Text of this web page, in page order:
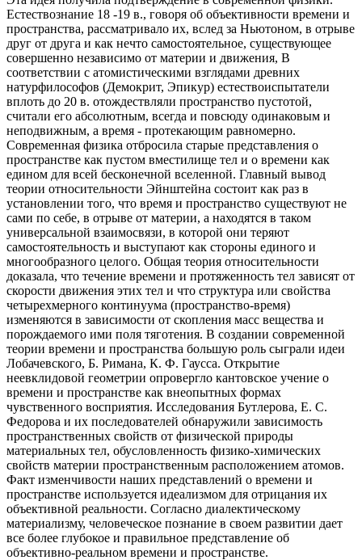
Естествознание 18 -19 в., говоря об объективности времени и
пространства, рассматривало их, вслед за Ньютоном, в отрыве
друг от друга и как нечто самостоятельное, существующее
совершенно независимо от материи и движения, В
соответствии с атомистическими взглядами древних
натурфилософов (Демокрит, Эпикур) естествоиспытатели
вплоть до 20 в. отождествляли пространство пустотой,
считали его абсолютным, всегда и повсюду одинаковым и
неподвижным, а время - протекающим равномерно.
Современная физика отбросила старые представления о
пространстве как пустом вместилище тел и о времени как
едином для всей бесконечной вселенной. Главный вывод
теории относительности Эйнштейна состоит как раз в
установлении того, что время и пространство существуют не
сами по себе, в отрыве от материи, а находятся в таком
универсальной взаимосвязи, в которой они теряют
самостоятельность и выступают как стороны единого и
многообразного целого. Общая теория относительности
доказала, что течение времени и протяженность тел зависят от
скорости движения этих тел и что структура или свойства
четырехмерного континуума (пространство-время)
изменяются в зависимости от скопления масс вещества и
порождаемого ими поля тяготения. В создании современной
теории времени и пространства большую роль сыграли идеи
Лобачевского, Б. Римана, К. Ф. Гаусса. Открытие
неевклидовой геометрии опровергло кантовское учение о
времени и пространстве как внеопытных формах
чувственного восприятия. Исследования Бутлерова, Е. С.
Федорова и их последователей обнаружили зависимость
пространственных свойств от физической природы
материальных тел, обусловленность физико-химических
свойств материи пространственным расположением атомов.
Факт изменчивости наших представлений о времени и
пространстве используется идеализмом для отрицания их
объективной реальности. Согласно диалектическому
материализму, человеческое познание в своем развитии дает
все более глубокое и правильное представление об
объективно-реальном времени и пространстве.